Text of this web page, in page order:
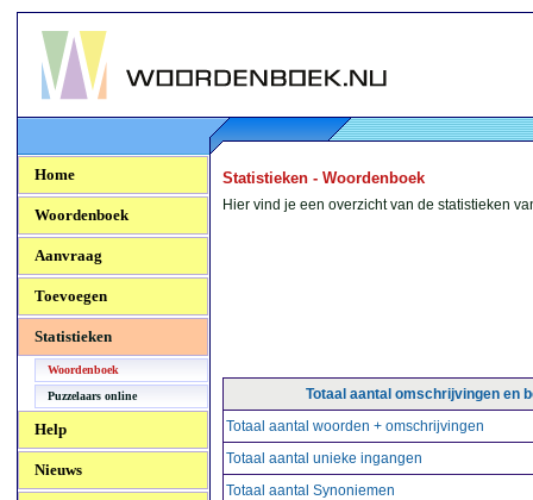
Woordenboek.NU
Home
Woordenboek
Aanvraag
Toevoegen
Statistieken
Woordenboek
Puzzelaars online
Help
Nieuws
Statistieken - Woordenboek
Hier vind je een overzicht van de statistieken
Totaal aantal omschrijvingen en
Totaal aantal woorden + omschrijvingen
Totaal aantal unieke ingangen
Totaal aantal Synoniemen